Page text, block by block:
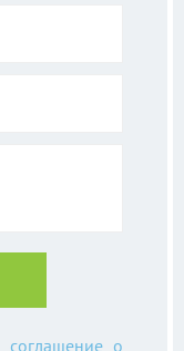
соглашение о